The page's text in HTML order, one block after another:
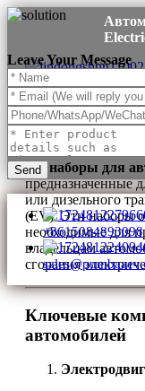
Leave Your Message
Send
+8615084893098
Какие
EV наборы для
предназначенные
или дизельного
(EV). Эти наборы
необходимые для
владельцам
сгорания
Ключевые
автомобилей